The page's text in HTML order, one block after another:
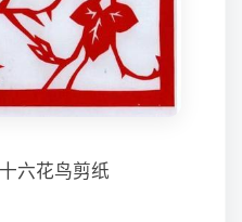
六花鸟剪纸